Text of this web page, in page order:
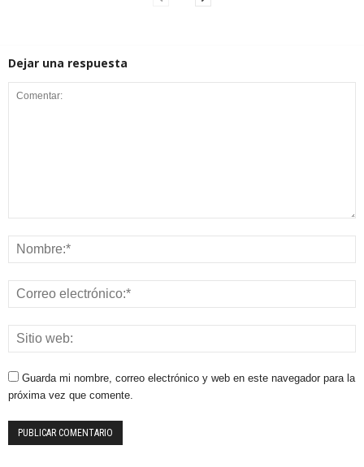
Dejar una respuesta
Guarda mi nombre, correo electrónico y web en este navegador para la
próxima vez que comente.